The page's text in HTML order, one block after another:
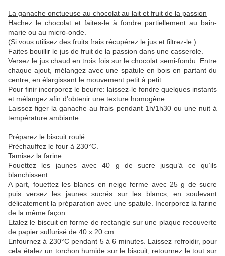
La ganache onctueuse au chocolat au lait et fruit de la passion
Hachez le chocolat et faites-le à fondre partiellement au bain-
marie ou au micro-onde.
(Si vous utilisez des fruits frais récupérez le jus et filtrez-le.)
Faites bouillir le jus de fruit de la passion dans une casserole.
Versez le jus chaud en trois fois sur le chocolat semi-fondu. Entre
chaque ajout, mélangez avec une spatule en bois en partant du
centre, en élargissant le mouvement petit à petit.
Pour finir incorporez le beurre: laissez-le fondre quelques instants
et mélangez afin d’obtenir une texture homogène.
Laissez figer la ganache au frais pendant 1h/1h30 ou une nuit à
température ambiante.
Préparez le biscuit roulé :
Préchauffez le four à 230°C.
Tamisez la farine.
Fouettez les jaunes avec 40 g de sucre jusqu’à ce qu’ils
blanchissent.
A part, fouettez les blancs en neige ferme avec 25 g de sucre
puis versez les jaunes sucrés sur les blancs, en soulevant
délicatement la préparation avec une spatule. Incorporez la farine
de la même façon.
Etalez le biscuit en forme de rectangle sur une plaque recouverte
de papier sulfurisé de 40 x 20 cm.
Enfournez à 230°C pendant 5 à 6 minutes. Laissez refroidir, pour
cela étalez un torchon humide sur le biscuit, retournez le tout sur